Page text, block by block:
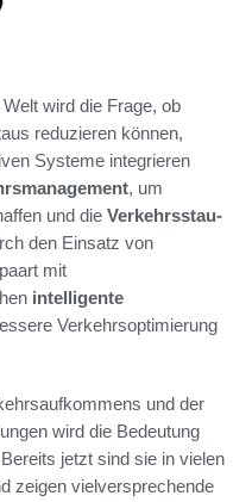
wird die Frage, ob
reduzieren können,
Systeme integrieren
, um
und die Verkehrsstau-
den Einsatz von
mit
intelligente
Verkehrsoptimierung
und der
wird die Bedeutung
jetzt sind sie in vielen
zeigen vielversprechende